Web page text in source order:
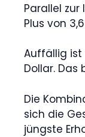
Parallel
Plus von
Auffällig ist
Dollar.
Die
sich die
jüngste